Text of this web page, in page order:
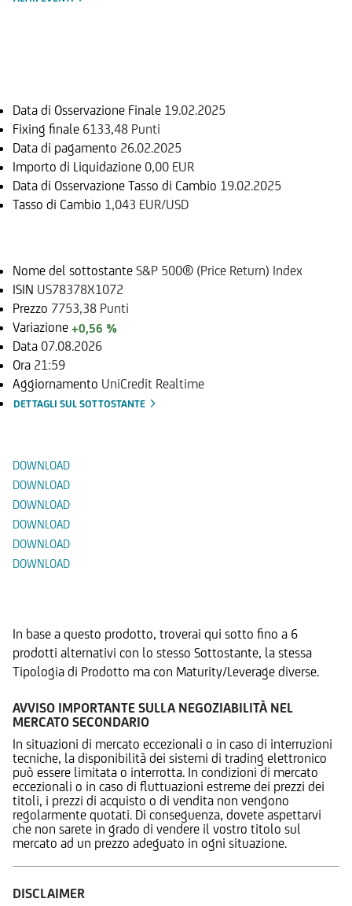
Data di Osservazione Finale 19.02.2025
Fixing finale 6133,48 Punti
Data di pagamento 26.02.2025
Importo di Liquidazione 0,00 EUR
Data di Osservazione Tasso di Cambio 19.02.2025
Tasso di Cambio 1,043 EUR/USD
Nome del sottostante S&P 500® (Price Return) Index
ISIN US78378X1072
Prezzo 7753,38 Punti
Variazione +0,56 %
Data 07.08.2026
Ora 21:59
Aggiornamento UniCredit Realtime
DETTAGLI SUL SOTTOSTANTE
DOWNLOAD
DOWNLOAD
DOWNLOAD
DOWNLOAD
DOWNLOAD
DOWNLOAD
In base a questo prodotto, troverai qui sotto fino a 6
prodotti alternativi con lo stesso Sottostante, la stessa
Tipologia di Prodotto ma con Maturity/Leverage diverse.
AVVISO IMPORTANTE SULLA NEGOZIABILITÀ NEL
MERCATO SECONDARIO
In situazioni di mercato eccezionali o in caso di interruzioni
tecniche, la disponibilità dei sistemi di trading elettronico
può essere limitata o interrotta. In condizioni di mercato
eccezionali o in caso di fluttuazioni estreme dei prezzi dei
titoli, i prezzi di acquisto o di vendita non vengono
regolarmente quotati. Di conseguenza, dovete aspettarvi
che non sarete in grado di vendere il vostro titolo sul
mercato ad un prezzo adeguato in ogni situazione.
DISCLAIMER